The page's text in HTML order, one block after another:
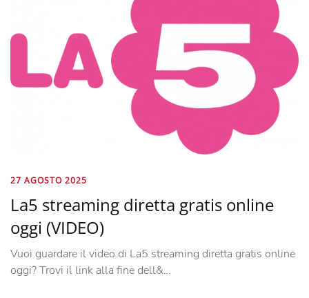
27 AGOSTO 2025
La5 streaming diretta gratis online
oggi (VIDEO)
Vuoi guardare il video di La5 streaming diretta gratis online
oggi? Trovi il link alla fine dell&…